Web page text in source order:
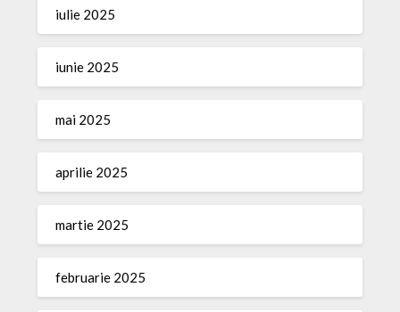
iulie 2025
iunie 2025
mai 2025
aprilie 2025
martie 2025
februarie 2025